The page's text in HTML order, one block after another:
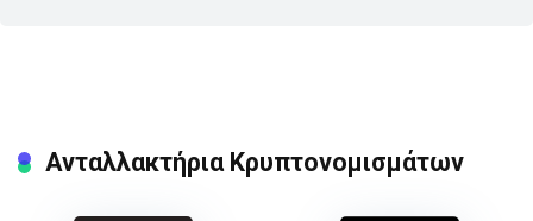
Ανταλλακτήρια Κρυπτονομισμάτων